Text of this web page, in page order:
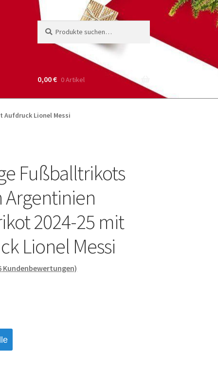
nach:
0,00€ 0 Artikel
Aufdruck Lionel Messi
Fußballtrikots
Argentinien
2024-25 mit
Lionel Messi
Kundenbewertungen)